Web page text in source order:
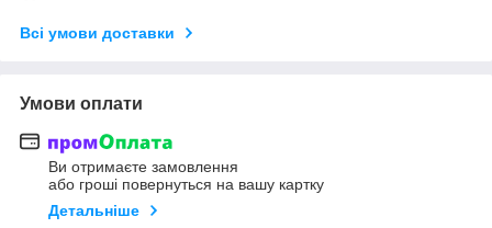
Всі умови доставки
Умови оплати
Ви отримаєте замовлення
або гроші повернуться на вашу картку
Детальніше